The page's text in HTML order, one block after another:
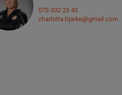
073-332 23 43
charlotta.bjarke@gmail.com